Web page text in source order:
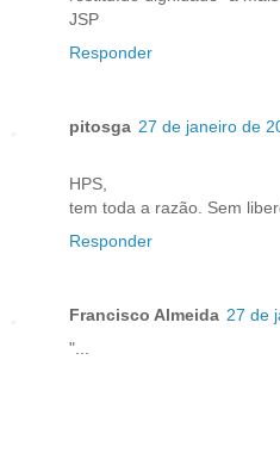
JSP
Responder
pitosga 27 de janeiro de
HPS,
tem toda a razão. Sem
Responder
Francisco Almeida 27 de
"...